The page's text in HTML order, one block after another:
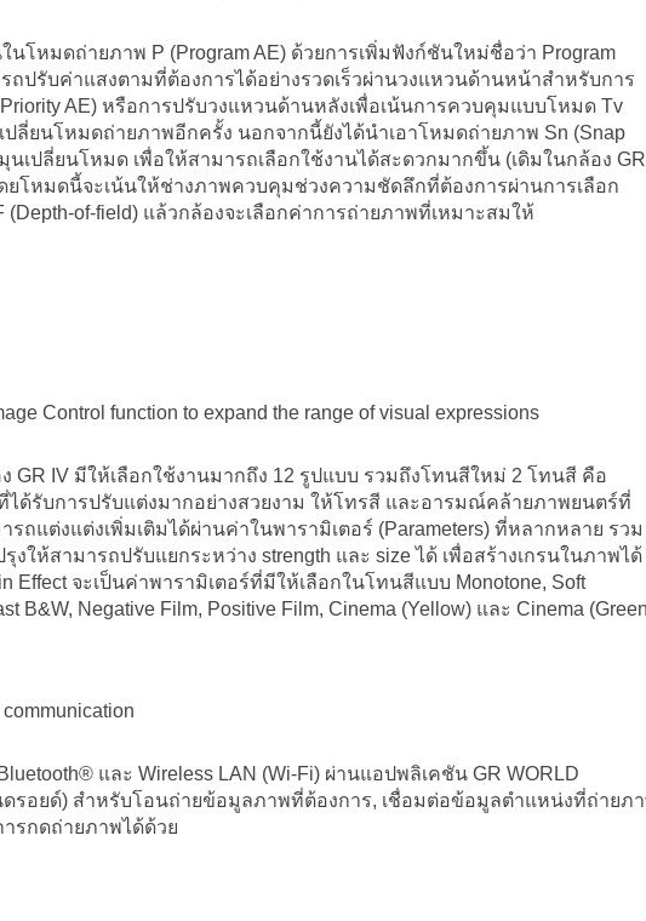
นโหมดถ่ายภาพ P (Program AE) ด้วยการเพิ่มฟังก์ชันใหม่ชื่อว่า Program
ถปรับค่าแสงตามที่ต้องการได้อย่างรวดเร็วผ่านวงแหวนด้านหน้าสำหรับการ
AE) หรือการปรับวงแหวนด้านหลังเพื่อเน้นการควบคุมแบบโหมด Tv
ปลี่ยนโหมดถ่ายภาพอีกครั้ง นอกจากนี้ยังได้นำเอาโหมดถ่ายภาพ Sn (Snap
เปลี่ยนโหมด เพื่อให้สามารถเลือกใช้งานได้สะดวกมากขึ้น (เดิมในกล้อง GR
ดยโหมดนี้จะเน้นให้ช่างภาพควบคุมช่วงความชัดลึกที่ต้องการผ่านการเลือก
of-field) แล้วกล้องจะเลือกค่าการถ่ายภาพที่เหมาะสมให้
Control function to expand the range of visual expressions
GR IV มีให้เลือกใช้งานมากถึง 12 รูปแบบ รวมถึงโทนสีใหม่ 2 โทนสี คือ
ที่ได้รับการปรับแต่งมากอย่างสวยงาม ให้โทรสี และอารมณ์คล้ายภาพยนตร์ที่
ถแต่งแต่งเพิ่มเติมได้ผ่านค่าในพารามิเตอร์ (Parameters) ที่หลากหลาย รวม
งให้สามารถปรับแยกระหว่าง strength และ size ได้ เพื่อสร้างเกรนในภาพได้
Effect จะเป็นค่าพารามิเตอร์ที่มีให้เลือกในโทนสีแบบ Monotone, Soft
B&W, Negative Film, Positive Film, Cinema (Yellow) และ Cinema
และ Wireless LAN (Wi-Fi) ผ่านแอปพลิเคชัน GR WORLD
รอยด์) สำหรับโอนถ่ายข้อมูลภาพที่ต้องการ, เชื่อมต่อข้อมูลตำแหน่งที่ถ่ายภ
รกดถ่ายภาพได้ด้วย